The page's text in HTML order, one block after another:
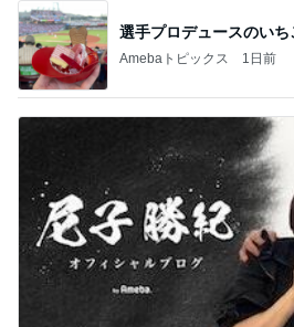
選手プロデュースのいち
Amebaトピックス 1日前